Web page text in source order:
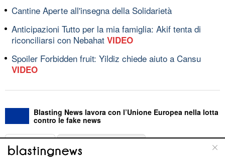
Cantine Aperte all'insegna della Solidarietà
Anticipazioni Tutto per la mia famiglia: Akif tenta di
riconciliarsi con Nebahat VIDEO
Spoiler Forbidden fruit: Yildiz chiede aiuto a Cansu
VIDEO
Blasting News lavora con l’Unione Europea nella lotta
contro le fake news
ABOUT